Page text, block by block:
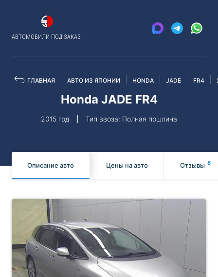
АВТОМОБИЛИ ПОД ЗАКАЗ
ГЛАВНАЯ АВТО ИЗ ЯПОНИИ HONDA JADE FR4
Honda JADE FR4
2015 год Тип ввоза: Полная пошлина
Описание авто Цены на авто Отзывы 8